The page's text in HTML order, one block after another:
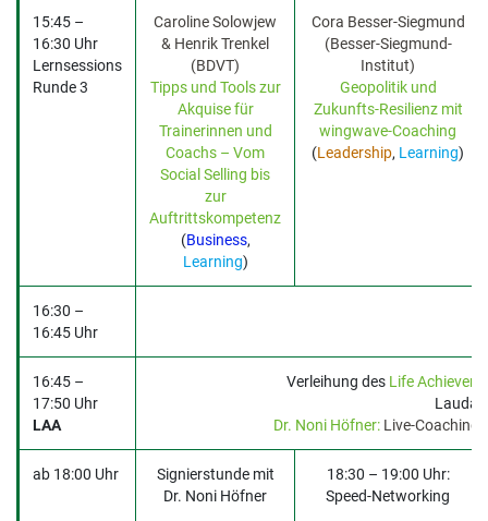
15:45 –
16:30 Uhr
Lernsessions
Runde 3
Caroline Solowjew
& Henrik Trenkel
(BDVT)
Tipps und Tools zur
Akquise für
Trainerinnen und
Coachs – Vom
Social Selling bis
zur
Auftrittskompetenz
(Business,
Learning)
Cora Besser-Siegmund
(Besser-Siegmund-
Institut)
Geopolitik und
Zukunfts-Resilienz mit
wingwave-Coaching
(Leadership, Learning)
16:30 –
16:45 Uhr
16:45 –
17:50 Uhr
LAA
Verleihung des Life
Dr. Noni Höfner: Live-Coaching
ab 18:00 Uhr
Signierstunde mit
Dr. Noni Höfner
18:30 – 19:00 Uhr:
Speed-Networking